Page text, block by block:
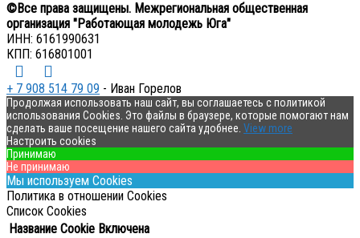
©Все права защищены. Межрегиональная общественная
организация "Работающая молодежь Юга"
ИНН: 6161990631
КПП: 616801001
+ 7 908 514 79 09 - Иван Горелов
Продолжая использовать наш сайт, вы соглашаетесь с политикой
использования Cookies. Это файлы в браузере, которые помогают нам
сделать ваше посещение нашего сайта удобнее. View more
Настроить cookies
Принимаю
Не принимаю
Мы используем Cookies
Политика в отношении Cookies
Список Cookies
Название Cookie Включена